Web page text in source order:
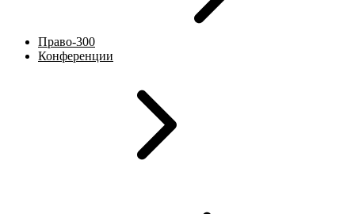
Право-300
Конференции